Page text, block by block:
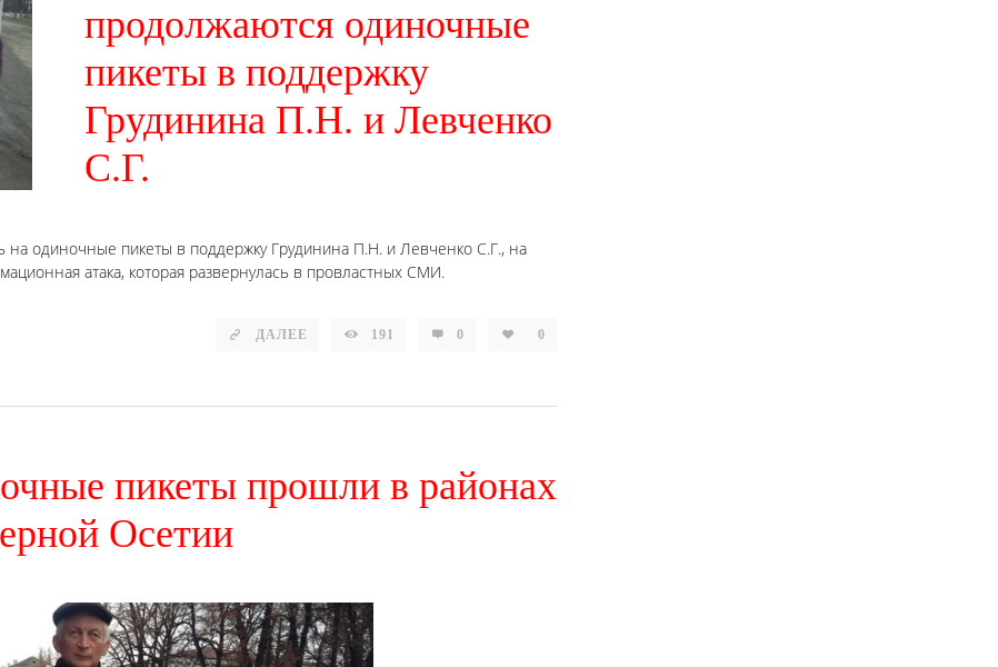
продолжаются одиночные
пикеты в поддержку
Грудинина П.Н. и Левченко
С.Г.
одиночные пикеты в поддержку Грудинина П.Н. и Левченко С.Г., на
атака, которая развернулась в провластных СМИ.
ДАЛЕЕ 191 0 0
пикеты прошли в районах
Осетии